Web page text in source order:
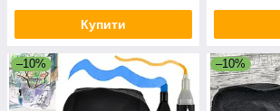
Купити
–10% –10%